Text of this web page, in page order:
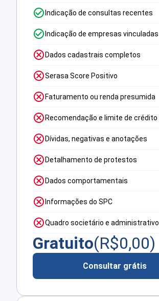
Indicação de consultas recentes
Indicação de empresas vinculadas
Dados cadastrais completos
Serasa Score Positivo
Faturamento ou renda presumida
Recomendação e limite de crédito
Dívidas, negativas e anotações
Detalhamento de protestos
Dados comportamentais
Informações do SPC
Quadro societário e administrativo
Gratuito(R$0,00)
Consultar grátis